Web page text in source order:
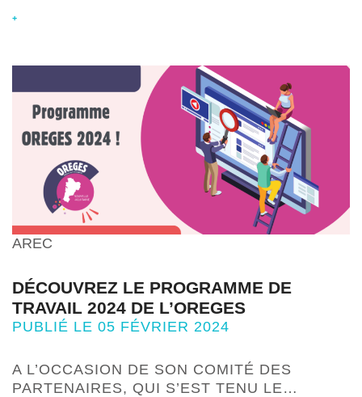
+
AREC
DÉCOUVREZ LE PROGRAMME DE
TRAVAIL 2024 DE L’OREGES
PUBLIÉ LE 05 FÉVRIER 2024
A L’OCCASION DE SON COMITÉ DES
PARTENAIRES, QUI S’EST TENU LE…